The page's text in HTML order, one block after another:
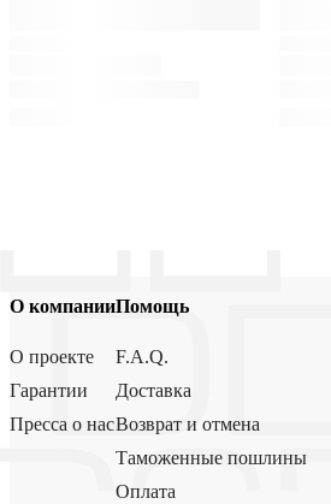
О компании
О проекте
Гарантии
Пресса о нас
Помощь
F.A.Q.
Доставка
Возврат и отмена
Таможенные пошлины
Оплата